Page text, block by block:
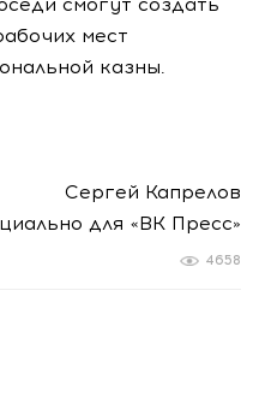
мест
казны.
Сергей Капрелов
для «ВК Пресс»
4658